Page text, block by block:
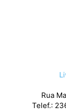
Rua
Telef.: